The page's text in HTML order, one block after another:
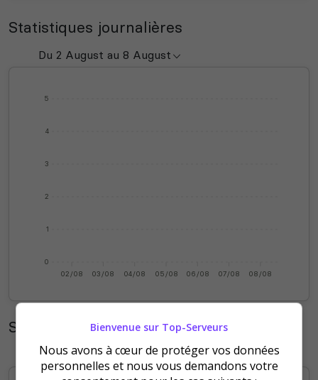
Statistiques journalières
0
1
2
3
4
5
02/08 03/08 04/08 05/08 06/08 07/08 08/08
Statistiques mensuelles
Bienvenue sur Top-Serveurs
Nous avons à cœur de protéger vos données
personnelles et nous vous demandons votre